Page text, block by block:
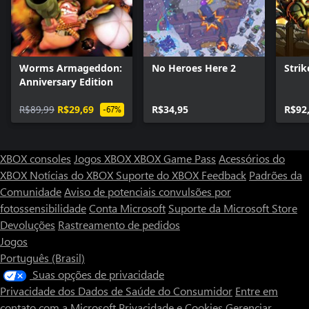
inimigos específicos. Vença para desbloquear uma de quatro
novas formas de exibir seus músculos que podem ser usadas por
qualquer bro em qualquer lugar e a qualquer momento. Assim
como a liberdade.
***
Worms Armageddon:
Anniversary Edition
R$89,99 R$29,69 -67%
No Heroes Here 2
R$34,95
XBOX consoles Jogos XBOXXBOX Game Pass Acessórios do
XBOX Notícias do XBOX Suporte do XBOX Feedback Padrões da
ComunidadeAviso de potenciais convulsões por
fotossensibilidadeConta Microsoft Suporte da Microsoft Store
Devoluções Rastreamento de pedidos
Jogos
Português (Brasil)
Suas opções de privacidade
Privacidade dos Dados de Saúde do Consumidor Entre em